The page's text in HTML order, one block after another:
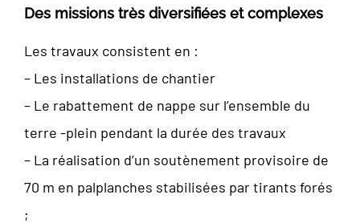
Des missions très diversifiées et complexes
Les travaux consistent en :
– Les installations de chantier
– Le rabattement de nappe sur l’ensemble du
terre -plein pendant la durée des travaux
– La réalisation d’un soutènement provisoire de
70 m en palplanches stabilisées par tirants forés
;